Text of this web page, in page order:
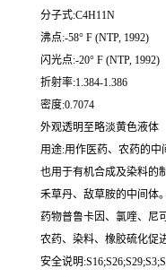
分子式:C4H11N
沸点:-58° F (NTP, 1992)
闪光点:-20° F (NTP, 1992)
折射率:1.384-1.386
密度:0.7074
外观透明至略淡黄色液体
用途:用作医药、农药的中
也用于有机合成及染料的
禾草丹、敌草胺的中间体
药物普鲁卡因、氯喹、尼
农药、染料、橡胶硫化促
安全说明